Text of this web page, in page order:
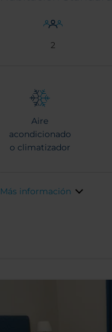
2
Aire
acondicionado
o climatizador
Más información